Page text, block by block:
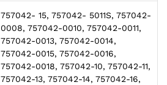
757042- 15, 757042- 5011S, 757042-
0008, 757042-0010, 757042-0011,
757042-0013, 757042-0014,
757042-0015, 757042-0016,
757042-0018, 757042-10, 757042-11,
757042-13, 757042-14, 757042-16,